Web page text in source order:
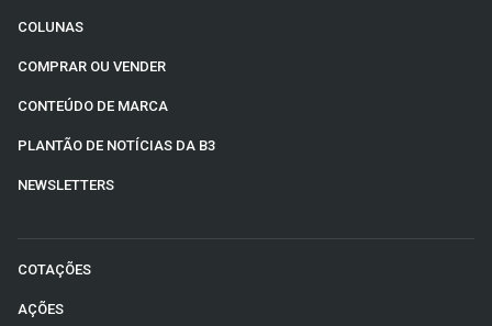
COLUNAS
COMPRAR OU VENDER
CONTEÚDO DE MARCA
PLANTÃO DE NOTÍCIAS DA B3
NEWSLETTERS
COTAÇÕES
AÇÕES